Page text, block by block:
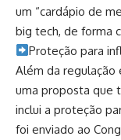
um “cardápio de
big tech, de forma
​Proteção para
Além da regulação
uma proposta que
inclui a proteção
foi enviado ao